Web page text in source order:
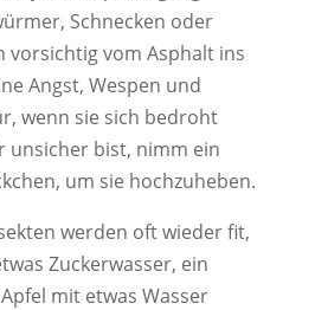
Schnecken oder
vorsichtig vom Asphalt ins
Angst, Wespen und
wenn sie sich bedroht
unsicher bist, nimm ein
um sie hochzuheben.
werden oft wieder fit,
Zuckerwasser, ein
mit etwas Wasser